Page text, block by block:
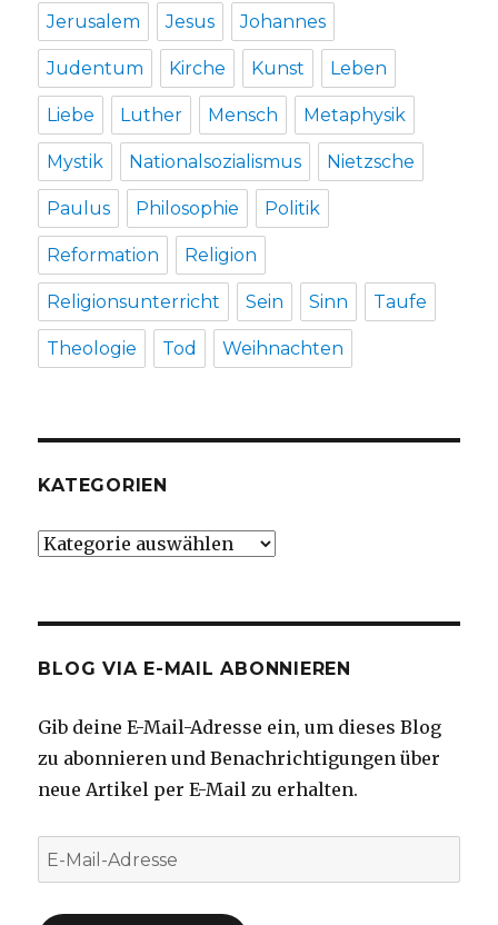
Jerusalem Jesus Johannes
Judentum Kirche Kunst Leben
Liebe Luther Mensch Metaphysik
Mystik Nationalsozialismus Nietzsche
Paulus Philosophie Politik
Reformation Religion
Religionsunterricht Sein Sinn Taufe
Theologie Tod Weihnachten
KATEGORIEN
Kategorien
BLOG VIA E-MAIL ABONNIEREN
Gib deine E-Mail-Adresse ein, um dieses Blog
zu abonnieren und Benachrichtigungen über
neue Artikel per E-Mail zu erhalten.
E-
Mail-
Adresse